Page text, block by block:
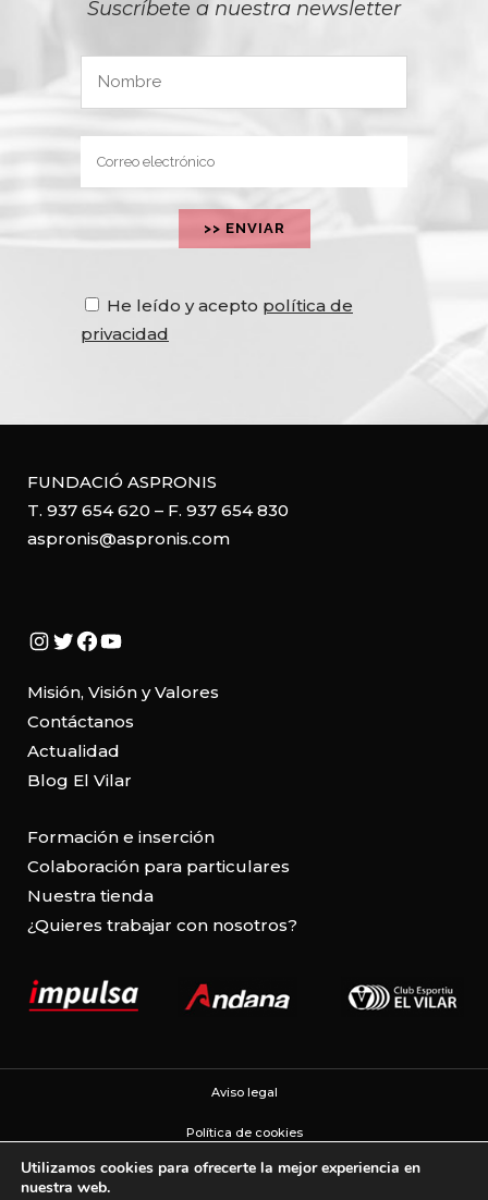
Suscríbete a nuestra newsletter
He leído y acepto política de
privacidad
FUNDACIÓ ASPRONIS
T. 937 654 620 – F. 937 654 830
aspronis@aspronis.com
Instagram
Twitter
Facebook
YouTube
Misión, Visión y Valores
Contáctanos
Actualidad
Blog El Vilar
Formación e inserción
Colaboración para particulares
Nuestra tienda
¿Quieres trabajar con nosotros?
Aviso legal
Política de cookies
Política de privacidad
Utilizamos cookies para ofrecerte la mejor experiencia en
nuestra web.